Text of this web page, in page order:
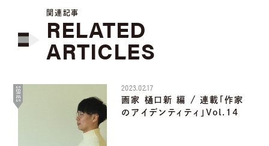
関連記事
RELATED
ARTICLES
SERIES 2023.02.17
画家 樋口新 編 / 連載「作家
のアイデンティティ」Vol.14